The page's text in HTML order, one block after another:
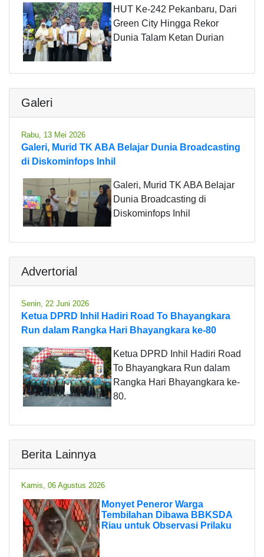
HUT Ke-242 Pekanbaru, Dari
Green City Hingga Rekor
Dunia Talam Ketan Durian
Galeri
Rabu, 13 Mei 2026
Galeri, Murid TK ABA Belajar Dunia Broadcasting
di Diskominfops Inhil
Galeri, Murid TK ABA Belajar
Dunia Broadcasting di
Diskominfops Inhil
Advertorial
Senin, 22 Juni 2026
Ketua DPRD Inhil Hadiri Road To Bhayangkara
Run dalam Rangka Hari Bhayangkara ke-80
Ketua DPRD Inhil Hadiri Road
To Bhayangkara Run dalam
Rangka Hari Bhayangkara ke-
80.
Berita Lainnya
Kamis, 06 Agustus 2026
Monyet Peneror Warga
Tembilahan Dibawa BBKSDA
Riau untuk Observasi Prilaku